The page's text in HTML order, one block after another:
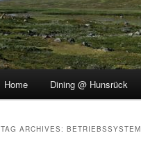
Home Dining @ Hunsrück
TAG ARCHIVES: BETRIEBSSYSTEM